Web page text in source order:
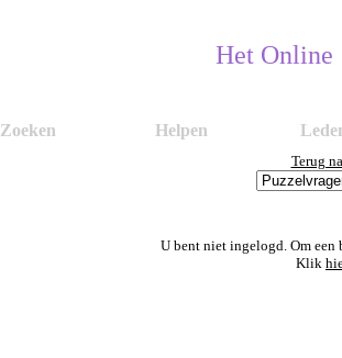
Het Online
Zoeken Helpen
Terug
U bent niet ingelogd. Om
Klik